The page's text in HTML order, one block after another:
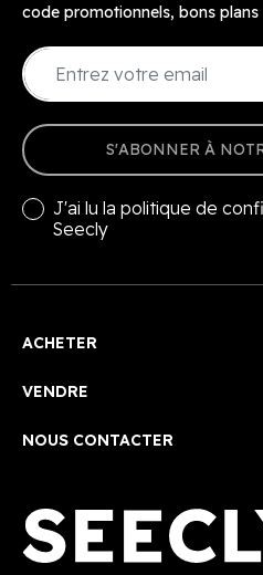
code promotionnels, bons
S'ABONNER À
J'ai lu la politique de
Seecly
ACHETER
VENDRE
NOUS CONTACTER